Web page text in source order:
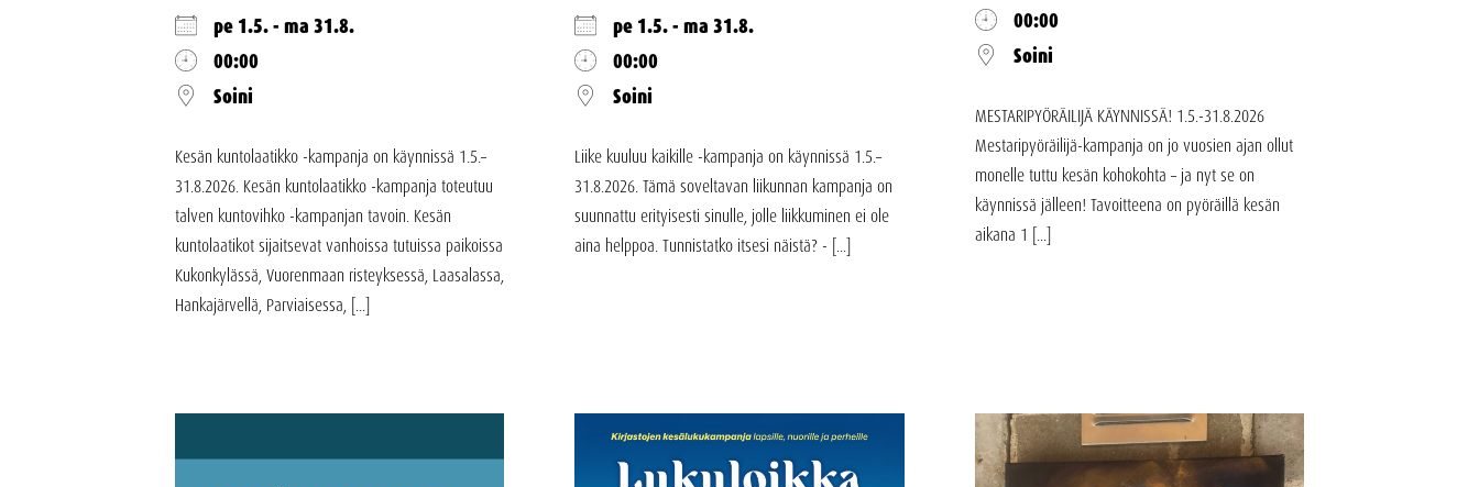
pe 1.5. - ma 31.8.
00:00
Soini
Kesän kuntolaatikko -kampanja on käynnissä 1.5.–
31.8.2026. Kesän kuntolaatikko -kampanja toteutuu
talven kuntovihko -kampanjan tavoin. Kesän
kuntolaatikot sijaitsevat vanhoissa tutuissa paikoissa
Kukonkylässä, Vuorenmaan risteyksessä, Laasalassa,
Hankajärvellä, Parviaisessa, [...]
pe 1.5. - ma 31.8.
00:00
Soini
Liike kuuluu kaikille -kampanja on käynnissä 1.5.–
31.8.2026. Tämä soveltavan liikunnan kampanja on
suunnattu erityisesti sinulle, jolle liikkuminen ei ole
aina helppoa. Tunnistatko itsesi näistä? - [...]
00:00
Soini
MESTARIPYÖRÄILIJÄ KÄYNNISSÄ! 1.5.-31.8.2026
Mestaripyöräilijä-kampanja on jo vuosien ajan ollut
monelle tuttu kesän kohokohta – ja nyt se on
käynnissä jälleen! Tavoitteena on pyöräillä kesän
aikana 1 [...]